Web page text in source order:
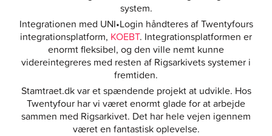
system.
Integrationen med UNI•Login håndteres af Twentyfours
integrationsplatform, KOEBT. Integrationsplatformen er
enormt fleksibel, og den ville nemt kunne
videreintegreres med resten af Rigsarkivets systemer i
fremtiden.
Stamtraet.dk var et spændende projekt at udvikle. Hos
Twentyfour har vi været enormt glade for at arbejde
sammen med Rigsarkivet. Det har hele vejen igennem
været en fantastisk oplevelse.